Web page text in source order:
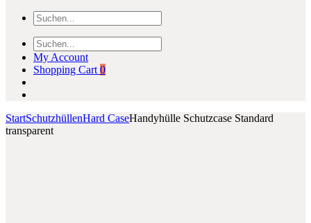
My Account
Shopping Cart 0
StartSchutzhüllenHard CaseHandyhülle Schutzcase Standard
transparent